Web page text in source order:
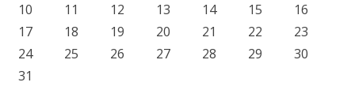
10
11 12 13 14 15
16
17
18 19 20 21 22
23
24
25 26 27 28 29
30
31